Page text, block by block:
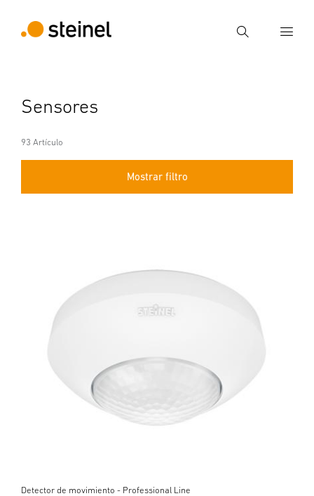
Búsqueda
Búsqueda
Sensores
93 Artículo
Mostrar filtro
Detector de movimiento - Professional Line